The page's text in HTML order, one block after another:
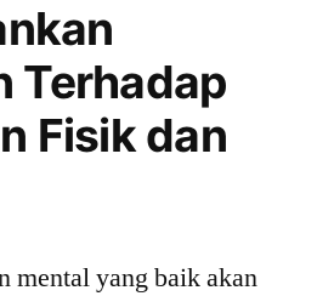
Terhadap
Fisik dan
mental yang baik akan